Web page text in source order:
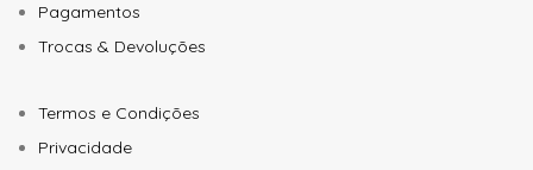
Pagamentos
Trocas & Devoluções
Termos e Condições
Privacidade